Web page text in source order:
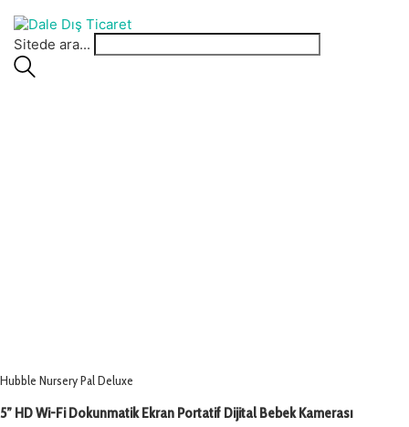
Sitede ara...
Hubble Nursery Pal Deluxe
5” HD Wi-Fi Dokunmatik Ekran Portatif Dijital Bebek Kamerası